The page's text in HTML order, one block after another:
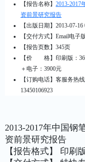
【报告名称】 2013-2017
资前景研究报告
【出版日期】2013-07-16
【交付方式】Email电子
【报告页数】345页
【价 格】 印刷版：
＋电子：3900元
【订购电话】客服务热
13450106923
2013-2017年中国钢
资前景研究报告
【报告格式】 印刷